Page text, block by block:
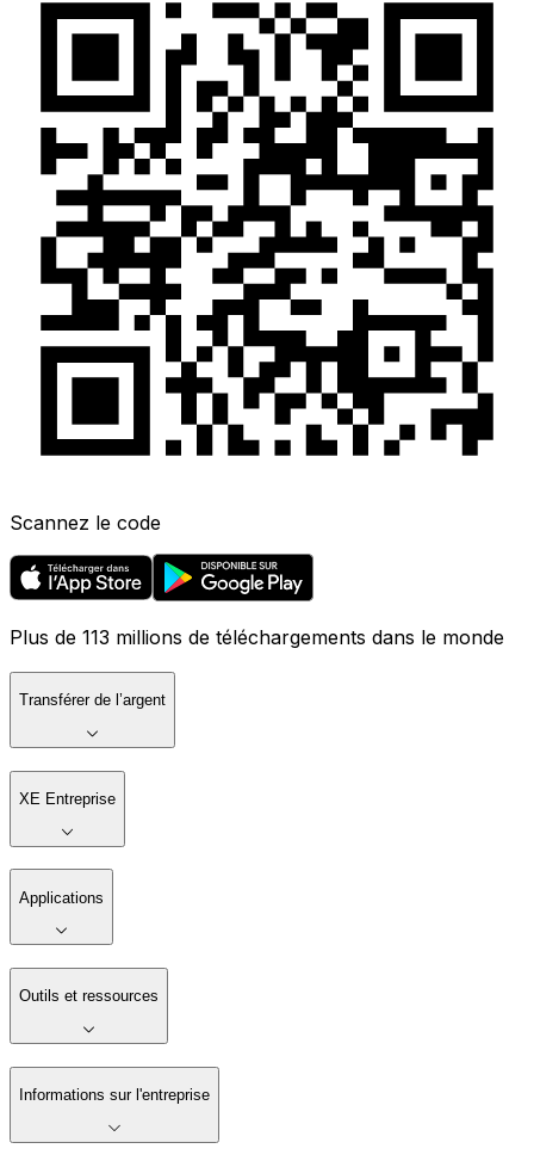
Scannez le code
Plus de 113 millions de téléchargements dans le monde
Transférer de l’argent
XE Entreprise
Applications
Outils et ressources
Informations sur l'entreprise